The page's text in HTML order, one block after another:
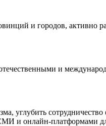
и городов, активно
и
углубить
и онлайн-платформами